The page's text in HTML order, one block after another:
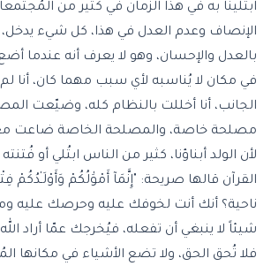
ابتُلينا به في هذا الزمان في كثير من
الإنصاف وعدم العدل في هذا، كل شيء يدخل،
بالعدل والإحسان، وهو لا يعرف أنه عندما
في مكان لا يُناسبه لأي سبب مهما كان، أنا
الجانب، أنا أخللت بالنظام كله، وضيّعت
مصلحة خاصة، والمصلحة الخاصة ضاعت
لأن الولد أبناؤنا، كثير من الناس ابتُلي أو
القرآن قالها صريحة: "إِنَّمَآ أَمْوَٰلُكُمْ وَأَوْلَـٰدُكُمْ
ناحية؟ أنك أنت لخوفك عليه وحرصك عليه
شيئاً لا ينبغي أن تفعله، فيُخرجك عمّا أراد
فلا تُحق الحق، ولا تضع الأشياء في مكانها